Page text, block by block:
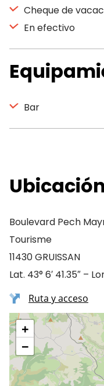
Cheque de
En efectivo
Bar
Ubicación
Boulevard Pech
Tourisme
11430 GRUISSAN
Lat. 43° 6′ 41.35″ –
Ruta y acceso
+
−